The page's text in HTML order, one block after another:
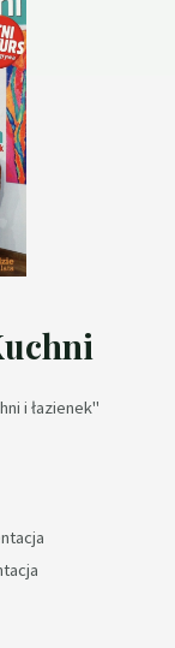
i łazienek"